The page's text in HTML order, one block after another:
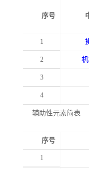
序号
1
2
3
4
辅助性元素简表
序号
1